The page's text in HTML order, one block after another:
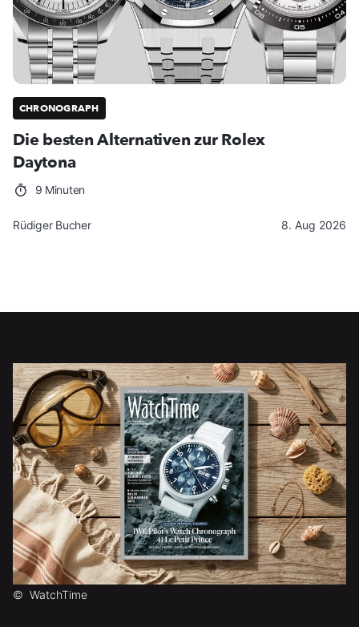
CHRONOGRAPH
Die besten Alternativen zur Rolex
Daytona
9 Minuten
Rüdiger Bucher 8. Aug 2026
© WatchTime